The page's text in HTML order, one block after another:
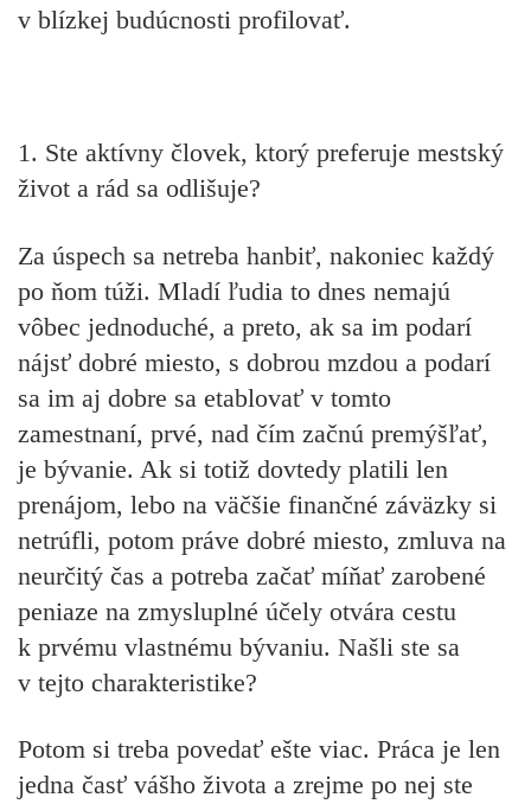
v blízkej budúcnosti profilovať.
1. Ste aktívny človek, ktorý preferuje mestský
život a rád sa odlišuje?
Za úspech sa netreba hanbiť, nakoniec každý
po ňom túži. Mladí ľudia to dnes nemajú
vôbec jednoduché, a preto, ak sa im podarí
nájsť dobré miesto, s dobrou mzdou a podarí
sa im aj dobre sa etablovať v tomto
zamestnaní, prvé, nad čím začnú premýšľať,
je bývanie. Ak si totiž dovtedy platili len
prenájom, lebo na väčšie finančné záväzky si
netrúfli, potom práve dobré miesto, zmluva na
neurčitý čas a potreba začať míňať zarobené
peniaze na zmysluplné účely otvára cestu
k prvému vlastnému bývaniu. Našli ste sa
v tejto charakteristike?
Potom si treba povedať ešte viac. Práca je len
jedna časť vášho života a zrejme po nej ste